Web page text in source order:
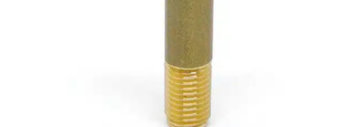
Доставка та оплата
Повернення та обмін